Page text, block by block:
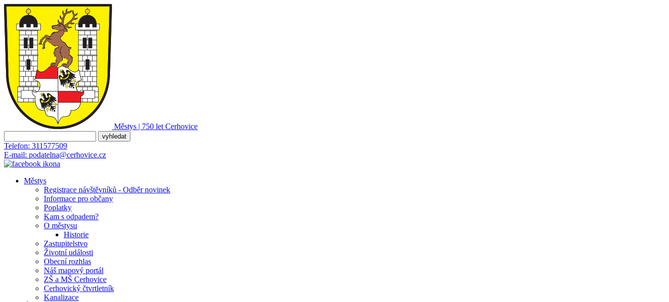
Městys | 750 let Cerhovice
Telefon: 311577509
E-mail: podatelna@cerhovice.cz
Městys
Registrace návštěvníků - Odběr novinek
Informace pro občany
Poplatky
Kam s odpadem?
O městysu
Historie
Zastupitelstvo
Životní události
Obecní rozhlas
Náš mapový portál
ZŠ a MŠ Cerhovice
Cerhovický čtvrtletník
Kanalizace